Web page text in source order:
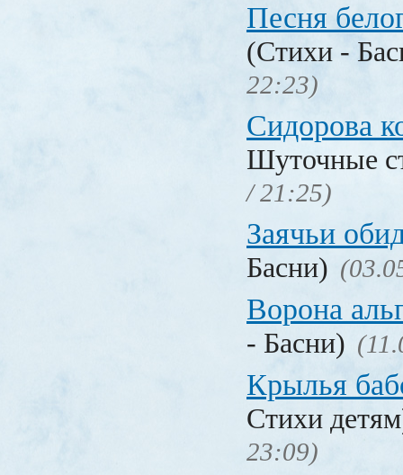
Песня
(Стихи -
22:23)
Сидорова
Шуточные
/ 21:25)
Заячьи
Басни)
Ворона
- Басни)
Крылья
Стихи
23:09)